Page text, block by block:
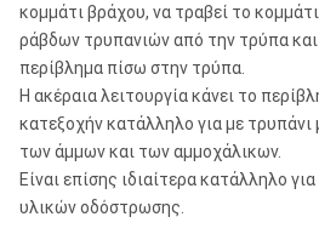
κομμάτι βράχου, να τραβεί το
ράβδων τρυπανιών από την τρύπα και
περίβλημα πίσω στην τρύπα.
Η ακέραια λειτουργία κάνει το
κατεξοχήν κατάλληλο για με
των άμμων και των αμμοχάλικων.
Είναι επίσης ιδιαίτερα κατάλληλο
υλικών οδόστρωσης.